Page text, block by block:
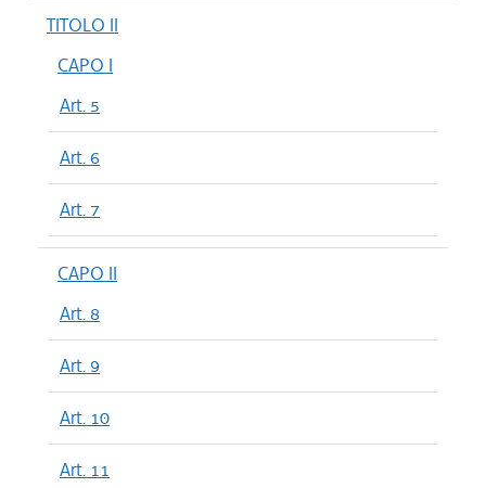
TITOLO II
CAPO I
Art. 5
Art. 6
Art. 7
CAPO II
Art. 8
Art. 9
Art. 10
Art. 11